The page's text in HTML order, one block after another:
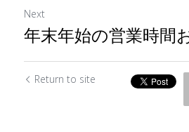
Next
年末年始の営業時間
Return to site